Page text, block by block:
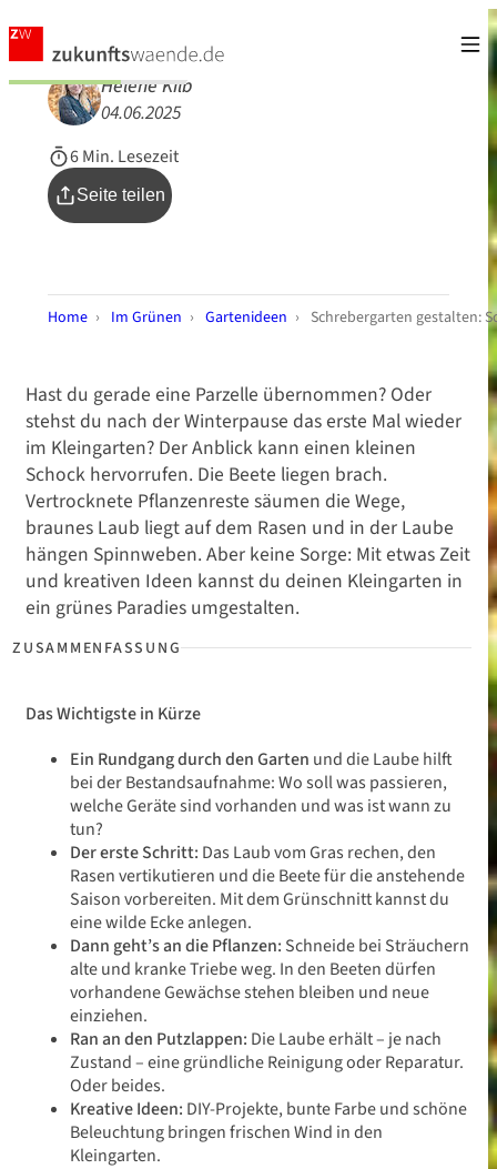
Helene Kilb
04.06.2025
6 Min. Lesezeit
Seite teilen
Home › Im Grünen › Gartenideen › Schrebergarten gestalten:
Hast du gerade eine Parzelle übernommen? Oder
stehst du nach der Winterpause das erste Mal wieder
im Kleingarten? Der Anblick kann einen kleinen
Schock hervorrufen. Die Beete liegen brach.
Vertrocknete Pflanzenreste säumen die Wege,
braunes Laub liegt auf dem Rasen und in der Laube
hängen Spinnweben. Aber keine Sorge: Mit etwas Zeit
und kreativen Ideen kannst du deinen Kleingarten in
ein grünes Paradies umgestalten.
Das Wichtigste in Kürze
Ein Rundgang durch den Garten und die Laube hilft
bei der Bestandsaufnahme: Wo soll was passieren,
welche Geräte sind vorhanden und was ist wann zu
tun?
Der erste Schritt: Das Laub vom Gras rechen, den
Rasen vertikutieren und die Beete für die anstehende
Saison vorbereiten. Mit dem Grünschnitt kannst du
eine wilde Ecke anlegen.
Dann geht’s an die Pflanzen: Schneide bei Sträuchern
alte und kranke Triebe weg. In den Beeten dürfen
vorhandene Gewächse stehen bleiben und neue
einziehen.
Ran an den Putzlappen: Die Laube erhält – je nach
Zustand – eine gründliche Reinigung oder Reparatur.
Oder beides.
Kreative Ideen: DIY-Projekte, bunte Farbe und schöne
Beleuchtung bringen frischen Wind in den
Kleingarten.